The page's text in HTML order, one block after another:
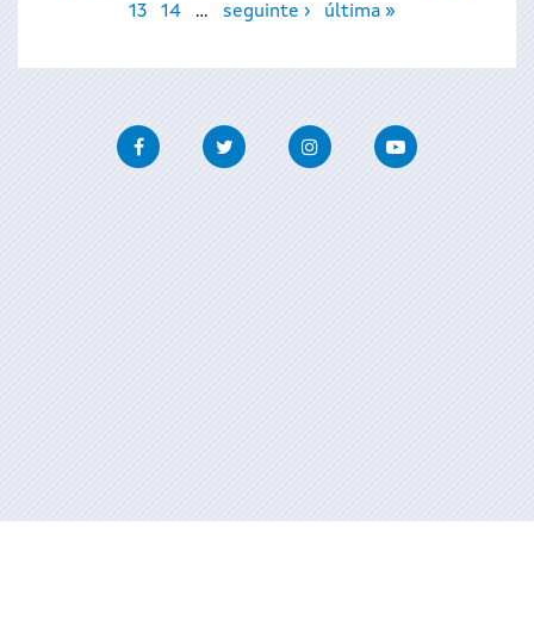
13
14 … seguinte › última »
FacebookTwitter InstagramYoutube